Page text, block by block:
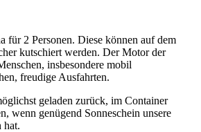
für 2 Personen. Diese können auf dem
kutschiert werden. Der Motor der
insbesondere mobil
freudige Ausfahrten.
geladen zurück, im Container
wenn genügend Sonneschein unsere
hat.